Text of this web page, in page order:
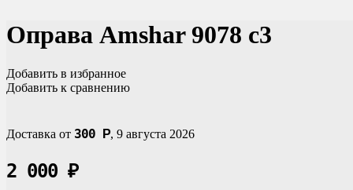
Оправа Amshar 9078 c3
Добавить в избранное
Добавить к сравнению
Доставка от 300 Р, 9 августа 2026
2 000 ₽